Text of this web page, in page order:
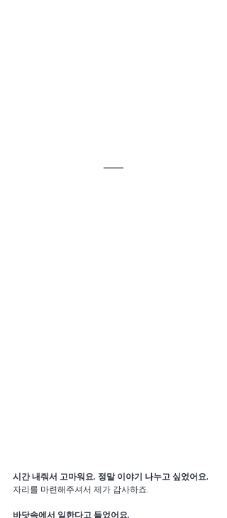
시간 내줘서 고마워요. 정말 이야기 나누고 싶었어요.
자리를 마련해주셔서 제가 감사하죠.
바닷속에서 일한다고 들었어요.